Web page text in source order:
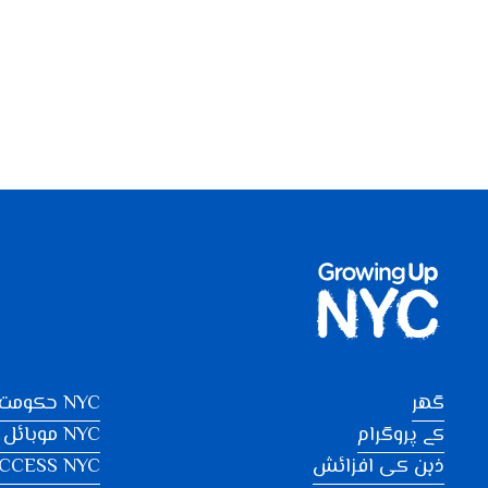
گھر
کے پروگرام
ذہن کی افزائش
NYC حکومت سے رابطہ کریں
NYC موبائل ایپس
NYC